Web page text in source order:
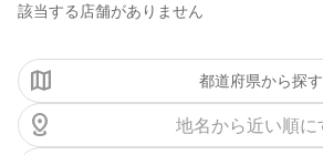
該当する店舗がありません
都道府県から探す